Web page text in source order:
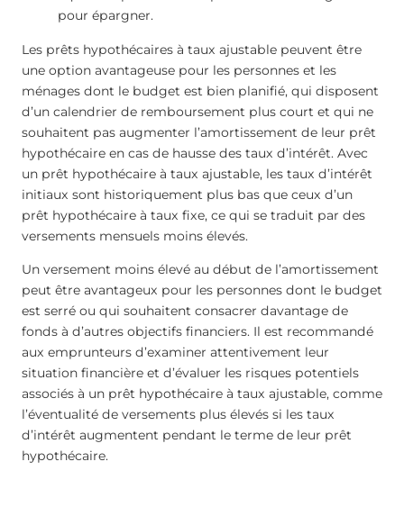
pour épargner.
Les prêts hypothécaires à taux ajustable peuvent être
une option avantageuse pour les personnes et les
ménages dont le budget est bien planifié, qui disposent
d’un calendrier de remboursement plus court et qui ne
souhaitent pas augmenter l’amortissement de leur prêt
hypothécaire en cas de hausse des taux d’intérêt. Avec
un prêt hypothécaire à taux ajustable, les taux d’intérêt
initiaux sont historiquement plus bas que ceux d’un
prêt hypothécaire à taux fixe, ce qui se traduit par des
versements mensuels moins élevés.
Un versement moins élevé au début de l’amortissement
peut être avantageux pour les personnes dont le budget
est serré ou qui souhaitent consacrer davantage de
fonds à d’autres objectifs financiers. Il est recommandé
aux emprunteurs d’examiner attentivement leur
situation financière et d’évaluer les risques potentiels
associés à un prêt hypothécaire à taux ajustable, comme
l’éventualité de versements plus élevés si les taux
d’intérêt augmentent pendant le terme de leur prêt
hypothécaire.